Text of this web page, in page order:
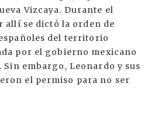
Vizcaya. Durante el
allí se dictó la orden de
del territorio
por el gobierno mexicano
Sin embargo, Leonardo y sus
el permiso para no ser